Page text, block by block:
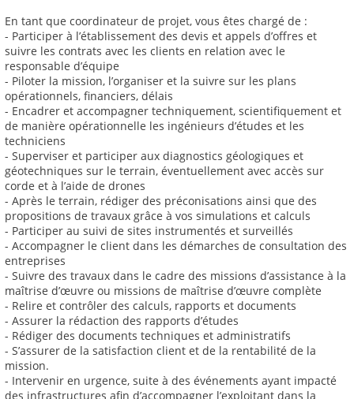
En tant que coordinateur de projet, vous êtes chargé de :
- Participer à l’établissement des devis et appels d’offres et
suivre les contrats avec les clients en relation avec le
responsable d’équipe
- Piloter la mission, l’organiser et la suivre sur les plans
opérationnels, financiers, délais
- Encadrer et accompagner techniquement, scientifiquement et
de manière opérationnelle les ingénieurs d’études et les
techniciens
- Superviser et participer aux diagnostics géologiques et
géotechniques sur le terrain, éventuellement avec accès sur
corde et à l’aide de drones
- Après le terrain, rédiger des préconisations ainsi que des
propositions de travaux grâce à vos simulations et calculs
- Participer au suivi de sites instrumentés et surveillés
- Accompagner le client dans les démarches de consultation des
entreprises
- Suivre des travaux dans le cadre des missions d’assistance à la
maîtrise d’œuvre ou missions de maîtrise d’œuvre complète
- Relire et contrôler des calculs, rapports et documents
- Assurer la rédaction des rapports d’études
- Rédiger des documents techniques et administratifs
- S’assurer de la satisfaction client et de la rentabilité de la
mission.
- Intervenir en urgence, suite à des événements ayant impacté
des infrastructures afin d’accompagner l’exploitant dans la